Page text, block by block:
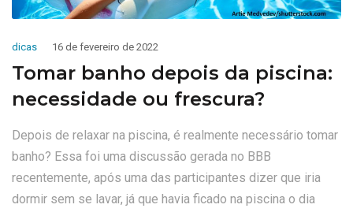
dicas 16 de fevereiro de 2022
Tomar banho depois da piscina:
necessidade ou frescura?
Depois de relaxar na piscina, é realmente necessário tomar
banho? Essa foi uma discussão gerada no BBB
recentemente, após uma das participantes dizer que iria
dormir sem se lavar, já que havia ficado na piscina o dia